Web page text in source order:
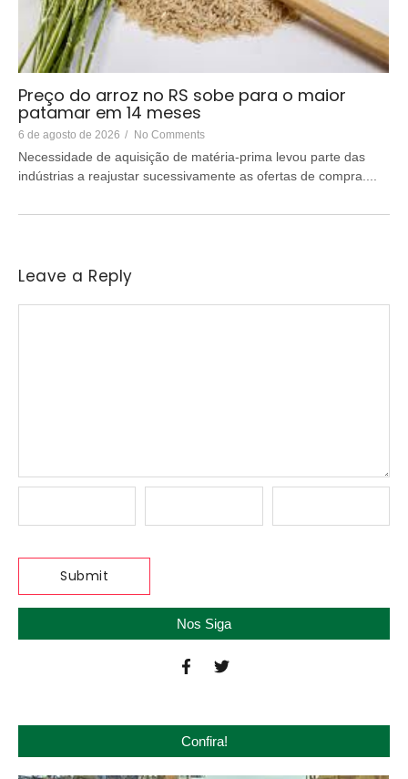
Preço do arroz no RS sobe para o maior
patamar em 14 meses
6 de agosto de 2026 / No Comments
Necessidade de aquisição de matéria-prima levou parte das
indústrias a reajustar sucessivamente as ofertas de compra....
Leave a Reply
Nos Siga
Confira!